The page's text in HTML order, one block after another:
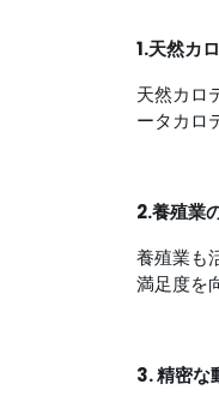
1.天然カ
天然カロ
ータカロ
2.養殖業
養殖業も
満足度を
3. 精密な